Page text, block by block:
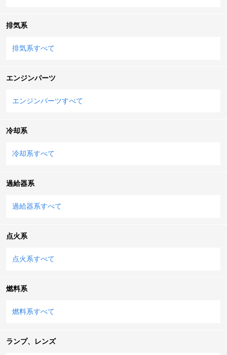
排気系
排気系すべて
エンジンパーツ
エンジンパーツすべて
冷却系
冷却系すべて
過給器系
過給器系すべて
点火系
点火系すべて
燃料系
燃料系すべて
ランプ、レンズ